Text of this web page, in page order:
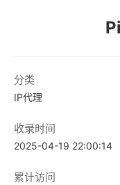
分类
IP代理
收录时间
2025-04-19 22:00:14
累计访问